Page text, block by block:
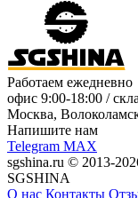
Работаем ежедневно
офис 9:00-18:00 /
Москва,
Напишите нам
Telegram MAX
sgshina.ru © 2013-
SGSHINA
О нас Контакты